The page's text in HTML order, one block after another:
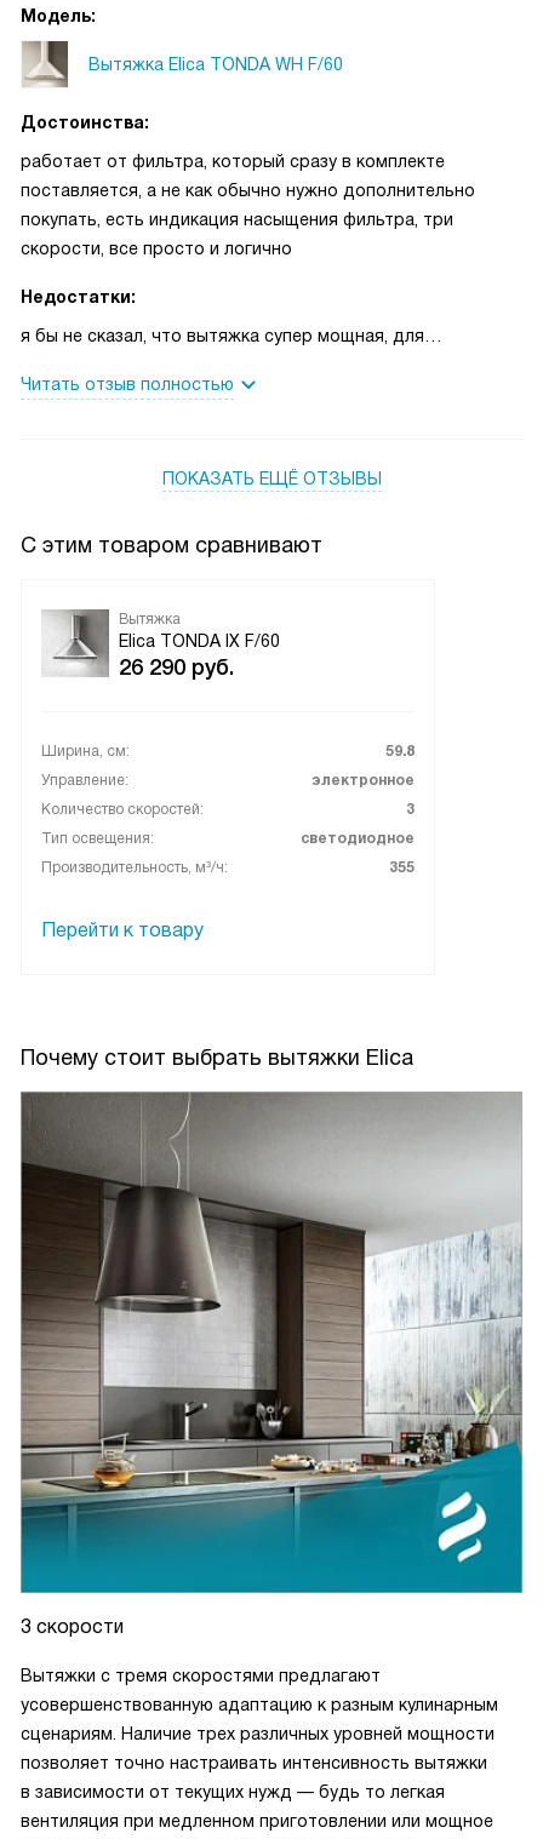
Модель:
Вытяжка Elica TONDA WH F/60
Достоинства:
работает от фильтра, который сразу в комплекте
поставляется, а не как обычно нужно дополнительно
покупать, есть индикация насыщения фильтра, три
скорости, все просто и логично
Недостатки:
я бы не сказал, что вытяжка супер мощная, для
Читать отзыв полностью
ПОКАЗАТЬ ЕЩЁ ОТЗЫВЫ
С этим товаром сравнивают
Вытяжка
Elica TONDA IX F/60
26 290 руб.
Ширина, см:
59.8
Управление:
электронное
Количество скоростей:
3
Тип освещения:
светодиодное
Производительность, м³/ч:
355
Перейти к товару
Почему стоит выбрать вытяжки Elica
3 скорости
Вытяжки с тремя скоростями предлагают
усовершенствованную адаптацию к разным кулинарным
сценариям. Наличие трех различных уровней мощности
позволяет точно настраивать интенсивность вытяжки
в зависимости от текущих нужд — будь то легкая
вентиляция при медленном приготовлении или мощное